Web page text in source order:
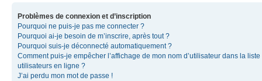
Problèmes de connexion et d’inscription
Pourquoi ne puis-je pas me connecter ?
Pourquoi ai-je besoin de m’inscrire, après tout ?
Pourquoi suis-je déconnecté automatiquement ?
Comment puis-je empêcher l’affichage de mon nom d’utilisateur dans la liste
utilisateurs en ligne ?
J’ai perdu mon mot de passe !